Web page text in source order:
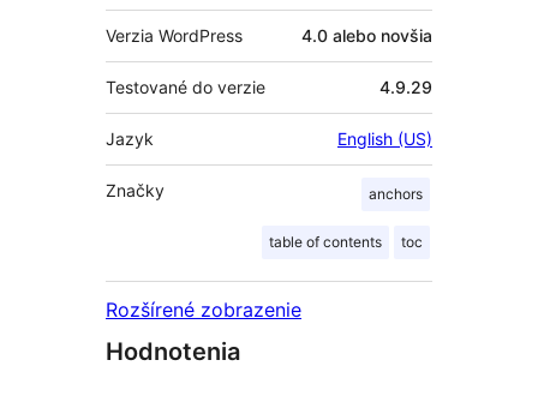
Verzia WordPress 4.0 alebo novšia
Testované do verzie 4.9.29
Jazyk English (US)
Značky anchors
table of contents toc
Rozšírené zobrazenie
Hodnotenia